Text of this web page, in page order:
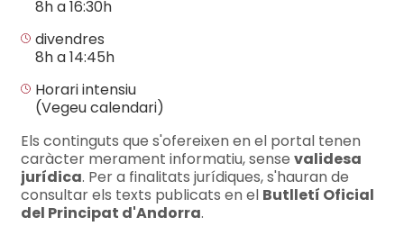
8h a 16:30h
divendres
8h a 14:45h
Horari intensiu
(Vegeu calendari)
Els continguts que s'ofereixen en el portal tenen
caràcter merament informatiu, sense validesa
jurídica. Per a finalitats jurídiques, s'hauran de
consultar els texts publicats en el Butlletí Oficial
del Principat d'Andorra.